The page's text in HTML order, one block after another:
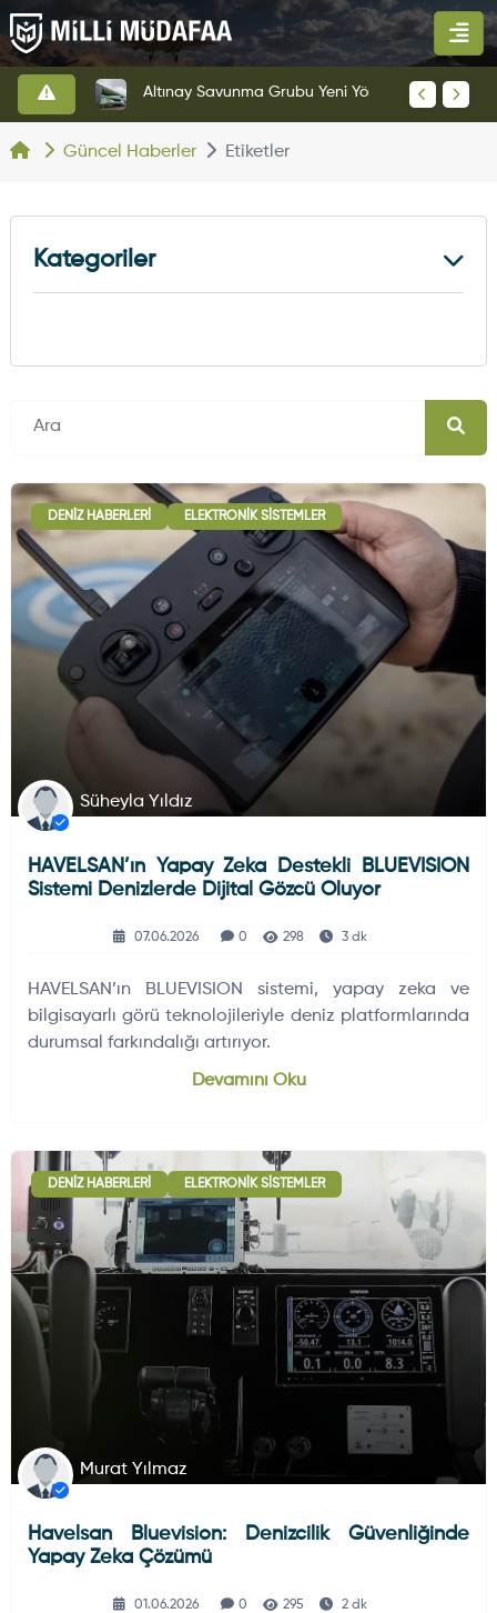
Güncel Haberler Etiketler
DENIZ HABERLERI ELEKTRONIK SISTEMLER
Süheyla Yıldız
HAVELSAN’ın Yapay Zeka Destekli BLUEVISION
Sistemi Denizlerde Dijital Gözcü Oluyor
07.06.2026 0 298 3 dk
HAVELSAN’ın BLUEVISION sistemi, yapay zeka ve
bilgisayarlı görü teknolojileriyle deniz platformlarında
durumsal farkındalığı artırıyor.
Devamını Oku
DENIZ HABERLERI ELEKTRONIK SISTEMLER
Murat Yılmaz
Havelsan Bluevision: Denizcilik Güvenliğinde
Yapay Zeka Çözümü
01.06.2026 0 295 2 dk
Kategoriler
Deniz Haberleri 223
Uydu ve Uzay Haberi 44
Silah ve Mühimmatlar
Füze ve Roketler 226
Dünyadan Gelişmeler